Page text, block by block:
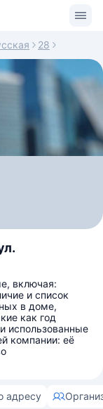
28
включая:
и список
в доме,
как год
использованные
компании: её
адресу